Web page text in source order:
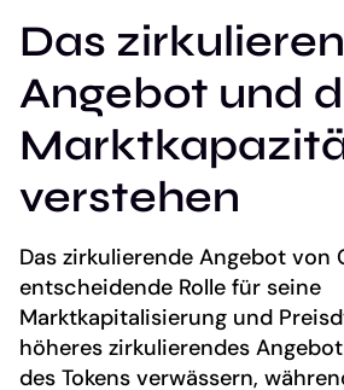
Das
Angebot und
verstehen
Das zirkulierende Angebot von
entscheidende Rolle für seine
Marktkapitalisierung und
höheres zirkulierendes
des Tokens verwässern,